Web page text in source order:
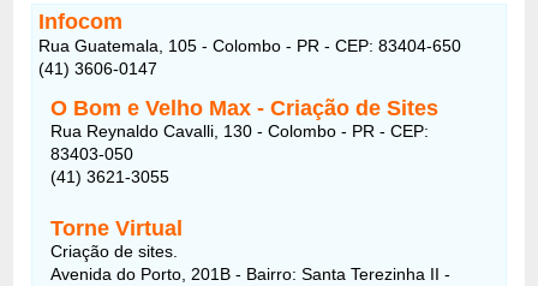
Infocom
Rua Guatemala, 105 - Colombo - PR - CEP: 83404-650
(41) 3606-0147
O Bom e Velho Max - Criação de Sites
Rua Reynaldo Cavalli, 130 - Colombo - PR - CEP:
83403-050
(41) 3621-3055
Torne Virtual
Criação de sites.
Avenida do Porto, 201B - Bairro: Santa Terezinha II -